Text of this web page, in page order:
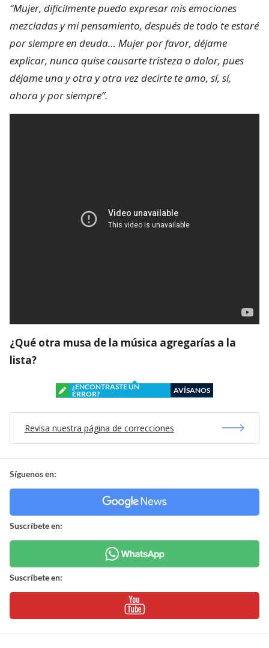
“Mujer, difícilmente puedo expresar mis emociones
mezcladas y mi pensamiento, después de todo te estaré
por siempre en deuda… Mujer por favor, déjame
explicar, nunca quise causarte tristeza o dolor, pues
déjame una y otra y otra vez decirte te amo, sí, sí,
ahora y por siempre”.
¿Qué otra musa de la música agregarías a la
lista?
¿ENCONTRASTE UN
ERROR?
AVÍSANOS
Revisa nuestra página de correcciones
Síguenos en:
Suscríbete en:
Suscríbete en: